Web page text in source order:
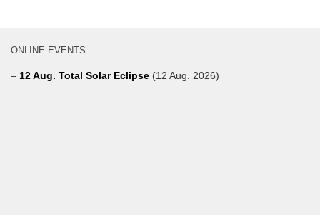
ONLINE EVENTS
– 12 Aug. Total Solar Eclipse (12 Aug. 2026)